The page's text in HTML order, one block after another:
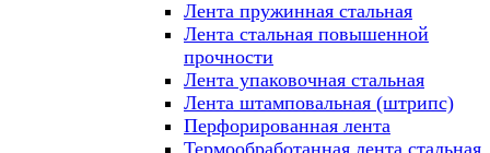
Лента пружинная стальная
Лента стальная повышенной
прочности
Лента упаковочная стальная
Лента штамповальная (штрипс)
Перфорированная лента
Термообработанная лента стальная